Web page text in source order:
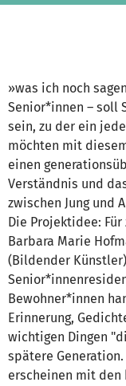
»was ich noch
Senior*innen – soll
sein, zu der ein
möchten mit
einen
Verständnis und
zwischen Jung und
Die Projektidee:
Barbara Marie
(Bildender
Bewohner*innen
Erinnerung,
wichtigen Dingen
spätere
erscheinen mit den